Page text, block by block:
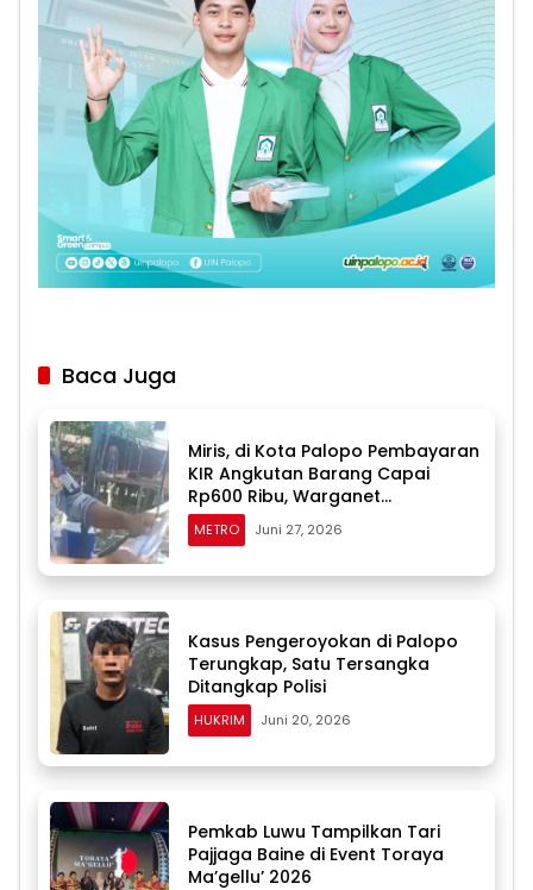
Baca Juga
Miris, di Kota Palopo Pembayaran
KIR Angkutan Barang Capai
Rp600 Ribu, Warganet
Pertanyakan Dugaan Pungli
METRO Juni 27, 2026
Kasus Pengeroyokan di Palopo
Terungkap, Satu Tersangka
Ditangkap Polisi
HUKRIM Juni 20, 2026
Pemkab Luwu Tampilkan Tari
Pajjaga Baine di Event Toraya
Ma’gellu’ 2026